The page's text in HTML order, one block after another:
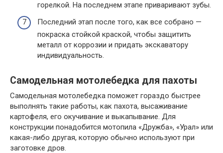
горелкой. На последнем этапе приваривают зубы.
Последний этап после того, как все собрано —
покраска стойкой краской, чтобы защитить
металл от коррозии и придать экскаватору
индивидуальность.
Самодельная мотолебедка для пахоты
Самодельная мотолебедка поможет гораздо быстрее
выполнять такие работы, как пахота, высаживание
картофеля, его окучивание и выкапывание. Для
конструкции понадобится мотопила «Дружба», «Урал» или
какая-либо другая, которую обычно используют при
заготовке дров.